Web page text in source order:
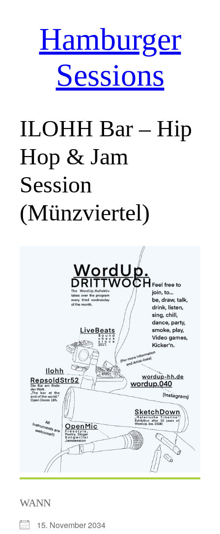
Hamburger
Sessions
ILOHH Bar – Hip
Hop & Jam
Session
(Münzviertel)
WANN
15. November 2034